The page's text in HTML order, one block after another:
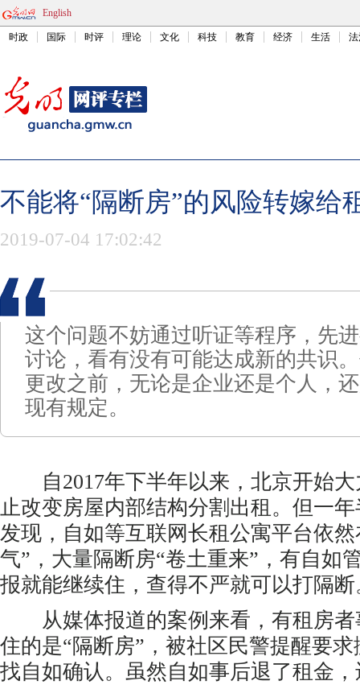
English
时政 国际 时评 理论 文化 科技 教育 经济 生活
不能将“隔断房”的风险转嫁给
2019-07-04 17:02:42
这个问题不妨通过听证等程序，先
讨论，看有没有可能达成新的共识
更改之前，无论是企业还是个人，
现有规定。
自2017年下半年以来，北京开始大
止改变房屋内部结构分割出租。但一
发现，自如等互联网长租公寓平台依然
气”，大量隔断房“卷土重来”，有自如
报就能继续住，查得不严就可以打隔断
从媒体报道的案例来看，有租房者
住的是“隔断房”，被社区民警提醒要
找自如确认。虽然自如事后退了租金